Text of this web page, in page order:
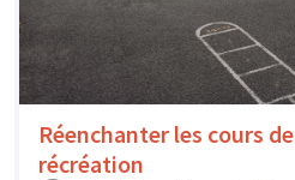
Réenchanter les cours de
récréation